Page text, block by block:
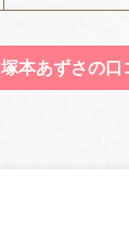
塚本あずさの口